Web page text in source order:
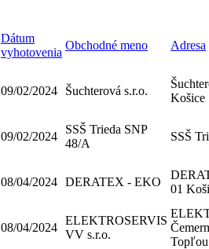
Dátum
vyhotovenia
Obchodné meno Adresa
09/02/2024 Šuchterová s.r.o.
Košice
09/02/2024
SSŠ Trieda SNP
48/A
SSŠ
08/04/2024 DERATEX - EKO
01
08/04/2024
ELEKTROSERVIS
VV s.r.o.
Topľou